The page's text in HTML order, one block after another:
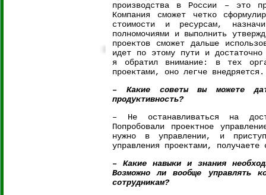
производства в России – это
Компания сможет четко
стоимости и ресурсам,
полномочиями и выполнить
проектов сможет дальше
идет по этому пути и
я обратил внимание: в тех
проектами, оно легче внедряется.
– Какие советы вы можете
продуктивность?
– Не останавливаться на
Попробовали проектное
нужно в управлении, и
управления проектами,
– Какие навыки и знания
Возможно ли вообще управлять
сотрудникам?